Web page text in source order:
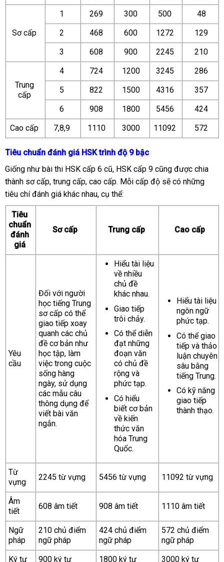
Sơ cấp
1 269 300 500
48
2
468 600 1272
129
3
608 900 2245 210
Trung
cấp
4 724 1200 3245
286
5
822 1500 4316
357
6
908 1800 5456
424
Cao cấp
7,8,9 1110 3000 11092 572
Tiêu chuẩn đánh giá HSK trình độ 9 bậc
Giống như bài thi HSK cấp 6 cũ, HSK cấp 9 cũng được chia
thành sơ cấp, trung cấp, cao cấp. Mỗi cấp độ sẽ có những
tiêu chí đánh giá khác nhau, cụ thể:
Tiêu
chuẩn
đánh
giá
Sơ cấp Trung cấp Cao cấp
Yêu
cầu
Đối với người
học tiếng Trung
sơ cấp có thể
giao tiếp xoay
quanh các chủ
đề cơ bản như
học tập, làm
việc trong cuộc
sống hàng
ngày, sử dụng
các mẫu câu
thông dụng để
viết bài văn
ngắn.
Hiểu tài liệu
về nhiều
chủ đề
khác nhau.
Giao tiếp
trôi chảy.
Có thể diễn
đạt những
đoạn văn
có chủ đề
rộng và
phức tạp.
Có hiểu
biết cơ bản
về kiến ​​
thức văn
hóa Trung
Quốc.
Hiểu tài liệu
ngôn ngữ
phức tạp.
Có thể giao
tiếp và thảo
luận chuyên
sâu bằng
tiếng Trung.
Có kỹ năng
giao tiếp
thành thạo.
Từ
vựng
2245 từ vựng 5456 từ vựng 11092 từ vựng
Âm
tiết
608 âm tiết 908 âm tiết 1110 âm tiết
Ngữ
pháp
210 chủ điểm
ngữ pháp
424 chủ điểm
ngữ pháp
572 chủ điểm
ngữ pháp
Ký tự
900 ký tự 1800 ký tự 3000 ký tự